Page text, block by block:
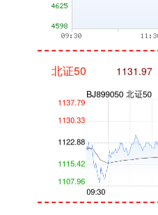
北证50 1131.92
创业板指 3544.96